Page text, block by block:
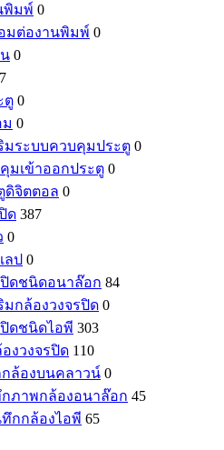
พิมพ์ 0
มต่องานพิมพ์ 0
0
ตู 0
ม 0
มระบบควบคุมประตู 0
มเข้าออกประตู 0
ดิจิตตอล 0
ด 387
0
ลป 0
ปิดชนิดอนาล๊อก 84
กล้องวงจรปิด 0
ดชนิดไอพี 303
งวงจรปิด 110
ล้องบนคลาวน์ 0
กภาพกล้องอนาล๊อก 45
กกล้องไอพี 65